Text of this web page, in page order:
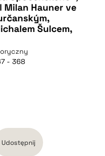
Hauner ve
Šulcem,
- 368
Udostępnij